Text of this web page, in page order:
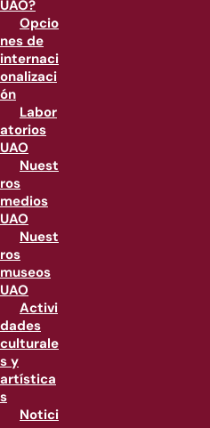
UAO?
Opcio
nes de
internaci
onalizaci
ón
Labor
atorios
UAO
Nuest
ros
medios
UAO
Nuest
ros
museos
UAO
Activi
dades
culturale
s y
artística
s
Notici